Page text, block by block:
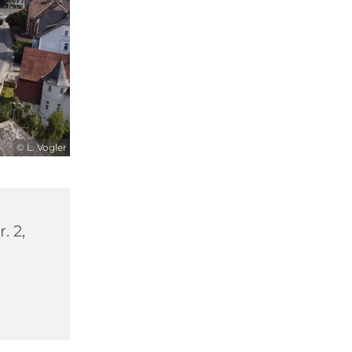
© L. Vogler
2,